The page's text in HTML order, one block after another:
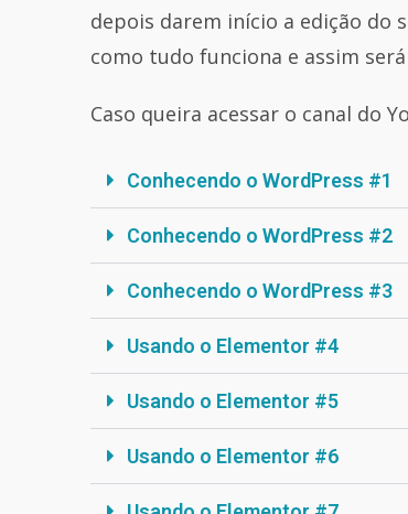
depois darem início a edição do
como tudo funciona e assim
Caso queira acessar o canal do
Conhecendo o WordPress #1
Conhecendo o WordPress #2
Conhecendo o WordPress #3
Usando o Elementor #4
Usando o Elementor #5
Usando o Elementor #6